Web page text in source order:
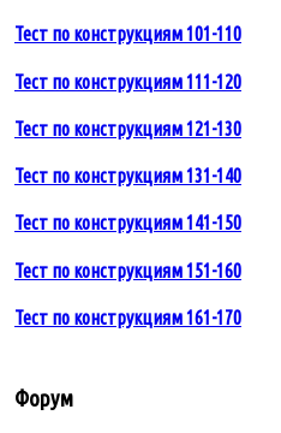
Тест по конструкциям 101-110
Тест по конструкциям 111-120
Тест по конструкциям 121-130
Тест по конструкциям 131-140
Тест по конструкциям 141-150
Тест по конструкциям 151-160
Тест по конструкциям 161-170
Форум